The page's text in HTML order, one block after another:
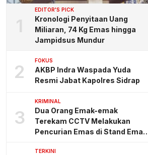
1
EDITOR'S PICK
Kronologi Penyitaan Uang
Miliaran, 74 Kg Emas hingga
Jampidsus Mundur
2
FOKUS
AKBP Indra Waspada Yuda
Resmi Jabat Kapolres Sidrap
3
KRIMINAL
Dua Orang Emak-emak
Terekam CCTV Melakukan
Pencurian Emas di Stand Emas
TERKINI